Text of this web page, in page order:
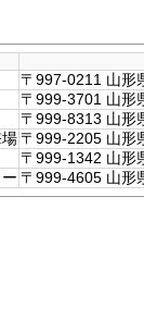
〒997-0211 山形
〒999-3701 山形
〒999-8313 山形
〒999-2205 山形
〒999-1342 山形
〒999-4605 山形